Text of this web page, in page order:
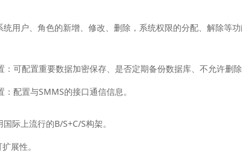
统用户、角色的新增、修改、删除，系统权限的分配、解除等
：可配置重要数据加密保存、是否定期备份数据库、不允许删
：配置与SMMS的接口通信信息。
国际上流行的B/S+C/S构架。
展性。